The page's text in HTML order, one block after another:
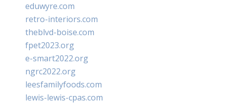
eduwyre.com
retro-interiors.com
theblvd-boise.com
fpet2023.org
e-smart2022.org
ngrc2022.org
leesfamilyfoods.com
lewis-lewis-cpas.com